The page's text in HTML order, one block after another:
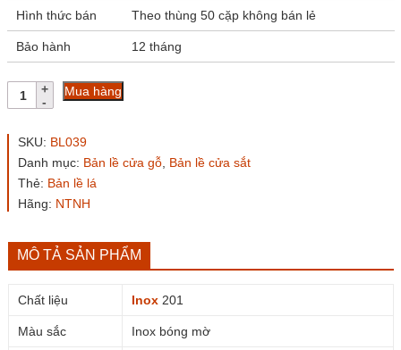
Hình thức bán Theo thùng 50 cặp không bán lẻ
Bảo hành 12 tháng
Bản
lề
inox
BL039
100x75x3mm
số
Mua hàng
SKU: BL039
Danh mục: Bản lề cửa gỗ, Bản lề cửa sắt
Thẻ: Bản lề lá
Hãng: NTNH
MÔ TẢ SẢN PHẨM
Chất liệu Inox201
Màu sắc Inox bóng mờ